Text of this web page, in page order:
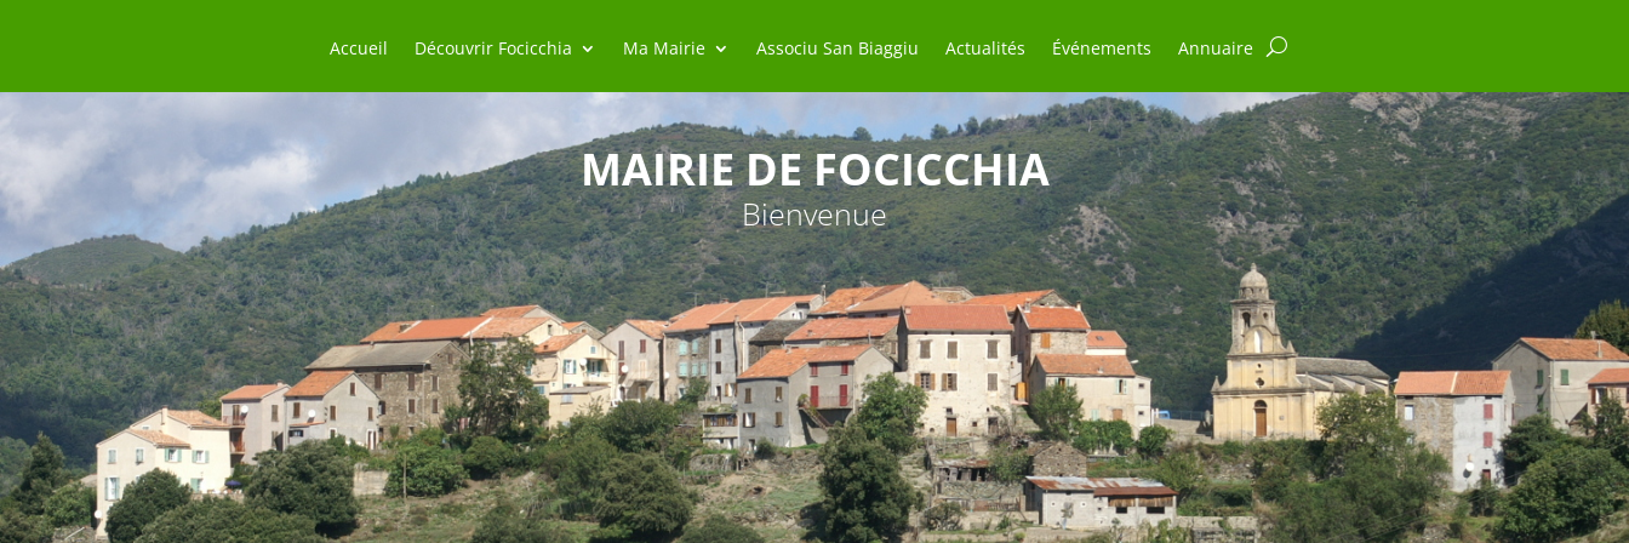
Accueil Découvrir Focicchia Ma Mairie Associu San Biaggiu Actualités Événements Annuaire
MAIRIE DE FOCICCHIA
Bienvenue